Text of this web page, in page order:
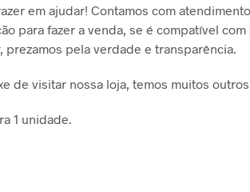
em ajudar! Contamos com
para fazer a venda, se é compatível
prezamos pela verdade e transparência.
de visitar nossa loja, temos muitos
1 unidade.